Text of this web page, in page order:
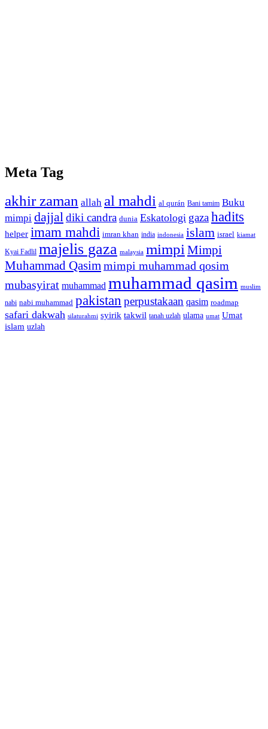
Meta Tag
akhir zaman allah al mahdi al qurán Bani tamim Buku
mimpi dajjal diki candra dunia Eskatologi gazahadits
helper imam mahdi imran khan india indonesia islam israel kiamat
Kyai Fadlil majelis gaza malaysia mimpi Mimpi
Muhammad Qasimmimpi muhammad qosim
mubasyirat muhammad muhammad qasim muslim
nabi nabi muhammad pakistan perpustakaan qasim roadmap
safari dakwah silaturahmi syirik takwil tanah uzlah ulama umat Umat
islam uzlah